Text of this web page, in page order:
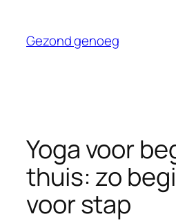
Gezond genoeg
Yoga voor
thuis: zo
voor stap